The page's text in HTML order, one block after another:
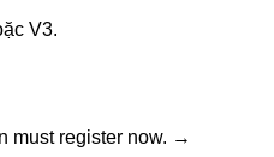
V3.
must register now. →